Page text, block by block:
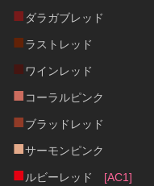
■ ダラガブレッド
■ラストレッド
■ ワインレッド
■ コーラルピンク
■ブラッドレッド
■サーモンピンク
■ ルビーレッド [AC1]